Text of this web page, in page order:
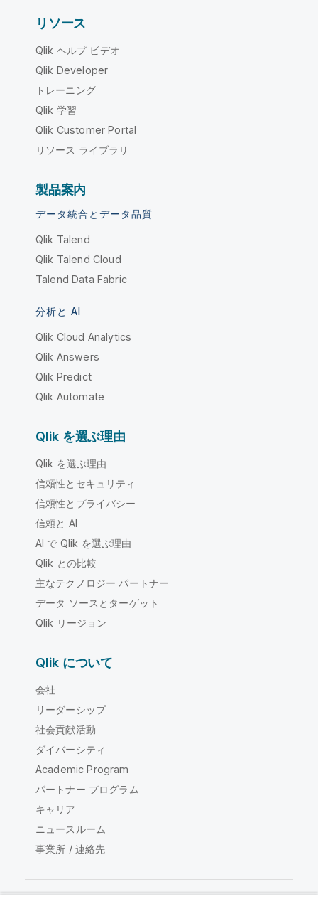
リソース
Qlik ヘルプ ビデオ
Qlik Developer
トレーニング
Qlik 学習
Qlik Customer Portal
リソース ライブラリ
製品案内
データ統合とデータ品質
Qlik Talend
Qlik Talend Cloud
Talend Data Fabric
分析と AI
Qlik Cloud Analytics
Qlik Answers
Qlik Predict
Qlik Automate
Qlik を選ぶ理由
Qlik を選ぶ理由
信頼性とセキュリティ
信頼性とプライバシー
信頼と AI
AI で Qlik を選ぶ理由
Qlik との比較
主なテクノロジー パートナー
データ ソースとターゲット
Qlik リージョン
Qlik について
会社
リーダーシップ
社会貢献活動
ダイバーシティ
Academic Program
パートナー プログラム
キャリア
ニュースルーム
事業所 / 連絡先